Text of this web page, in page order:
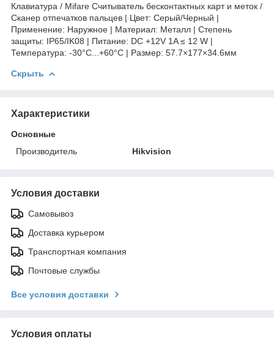
Клавиатура / Mifare Считыватель бесконтактных карт и меток /
Сканер отпечатков пальцев | Цвет: Серый/Черный |
Применение: Наружное | Материал: Металл | Степень
защиты: IP65/IK08 | Питание: DC +12V 1A ≤ 12 W |
Температура: -30°C...+60°C | Размер: 57.7×177×34.6мм
Скрыть
Характеристики
Основные
Производитель
Hikvision
Условия доставки
Самовывоз
Доставка курьером
Транспортная компания
Почтовые службы
Все условия доставки
Условия оплаты